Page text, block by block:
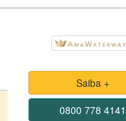
Saiba +
0800 778 4141